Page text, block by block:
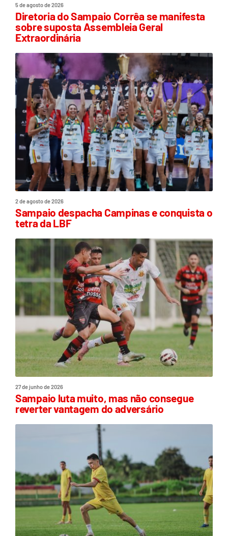
5 de agosto de 2026
Diretoria do Sampaio Corrêa se manifesta
sobre suposta Assembleia Geral
Extraordinária
2 de agosto de 2026
Sampaio despacha Campinas e conquista o
tetra da LBF
27 de junho de 2026
Sampaio luta muito, mas não consegue
reverter vantagem do adversário